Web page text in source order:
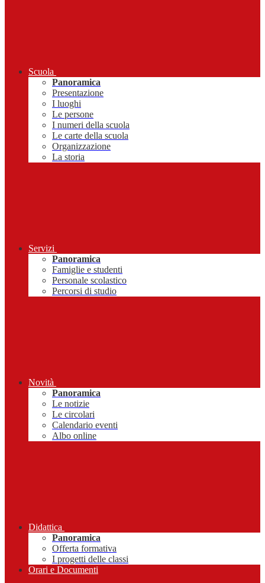
Scuola
Panoramica
Presentazione
I luoghi
Le persone
I numeri della scuola
Le carte della scuola
Organizzazione
La storia
Servizi
Panoramica
Famiglie e studenti
Personale scolastico
Percorsi di studio
Novità
Panoramica
Le notizie
Le circolari
Calendario eventi
Albo online
Didattica
Panoramica
Offerta formativa
I progetti delle classi
Orari e Documenti